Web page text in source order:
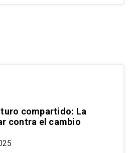
compartido: La
contra el cambio